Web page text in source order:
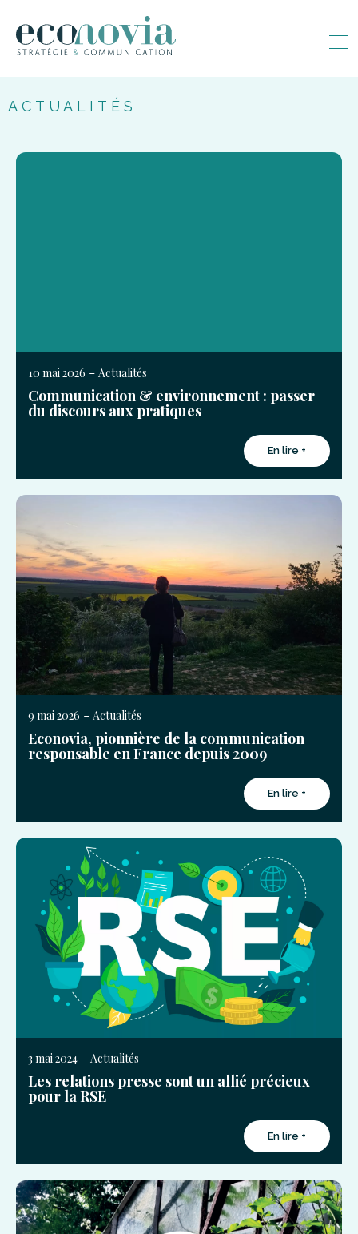
ACTUALITÉS
10 mai 2026 - Actualités
Communication & environnement : passer
du discours aux pratiques
En lire +
9 mai 2026 - Actualités
Econovia, pionnière de la communication
responsable en France depuis 2009
En lire +
3 mai 2024 - Actualités
Les relations presse sont un allié précieux
pour la RSE
En lire +